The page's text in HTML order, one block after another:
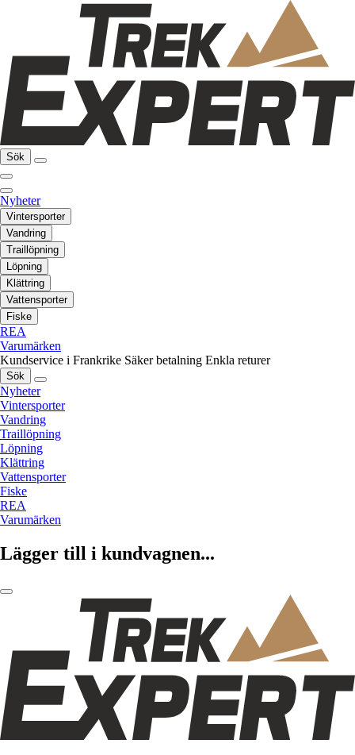
Sök
Nyheter
Vintersporter
Vandring
Traillöpning
Löpning
Klättring
Vattensporter
Fiske
REA
Varumärken
Kundservice i Frankrike Säker betalning Enkla returer
Sök
Nyheter
Vintersporter
Vandring
Traillöpning
Löpning
Klättring
Vattensporter
Fiske
REA
Varumärken
Lägger till i kundvagnen...